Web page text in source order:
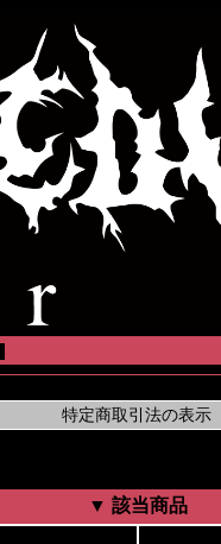
▼ 該当商品